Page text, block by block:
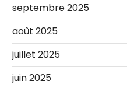
septembre 2025
août 2025
juillet 2025
juin 2025